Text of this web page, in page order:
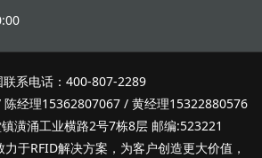
联系电话：400-807-2289
经理15362807067 / 黄经理15322880576
潢涌工业横路2号7栋8层 邮编:523221
于RFID解决方案，为客户创造更大价值，